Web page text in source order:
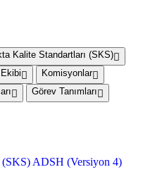
Kalite Standartları (SKS)
Komisyonlar
Görev Tanımları
(SKS) ADSH (Versiyon 4)